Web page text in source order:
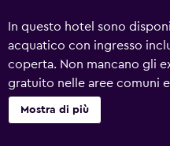
In questo hotel sono
acquatico con ingresso
coperta. Non mancano gli
gratuito nelle aree comuni
servizi includono una
una palestra. Maris Grand
Mostra di più